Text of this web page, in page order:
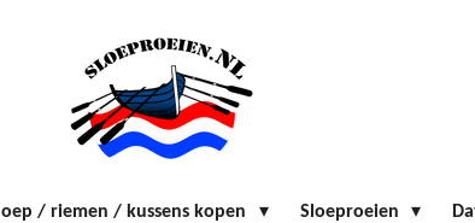
/ riemen / kussens kopen Sloeproeien